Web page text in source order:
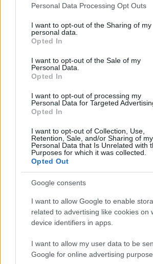
Please note that this website/app uses
not limited to your visit or usage
grant or deny consent to Google and its
use your data for below specified
consent section.
Personal Data Processing Opt Outs
I want to opt-out of the Sharing of my
personal data.
Opted In
I want to opt-out of the Sale of my
Personal Data.
Opted In
I want to opt-out of processing my
Personal Data for Targeted
Opted In
I want to opt-out of Collection, Use,
Retention, Sale, and/or Sharing of my
Personal Data that Is Unrelated with
Purposes for which it was collected.
Opted Out
Google consents
I want to allow Google to enable
related to advertising like cookies on
device identifiers in apps.
I want to allow my user data to be
Google for online advertising
μουσική σε Αιγιάλεια και
ΠΑΣΟΚ κατά «Εστίας»:
για να μην πει τίποτα»
Συναγερμός στην Κάρπαθο:
κολύμβησης στο Αρδάνι λόγω
Επίθεση των Χούθι στις
Aramco: Φωτιά στο διυλιστήριο
«Κλείδωσε» ο Σεπτέμβριος για
δημοσκοπική άνοδος φέρνει πιο
Τροχαίο στην Αθηνών-Σουνίου:
οδηγός της μοτό, γιος γνωστού
της πόλης και συνεργάτη της
ιδιοκτήτης του beach bar για
4χρονου